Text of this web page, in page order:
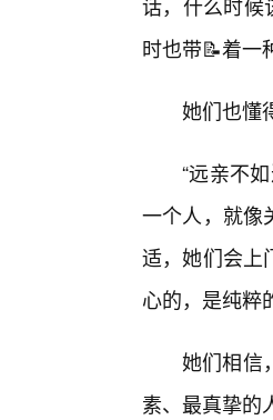
话，什么时候
时也带📝着一
她们也懂
“远亲不
一个人，就像
适，她们会上
心的，是纯粹
她们相信
素、最真挚的